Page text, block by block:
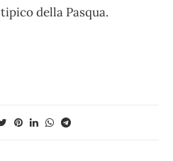
tipico della Pasqua.